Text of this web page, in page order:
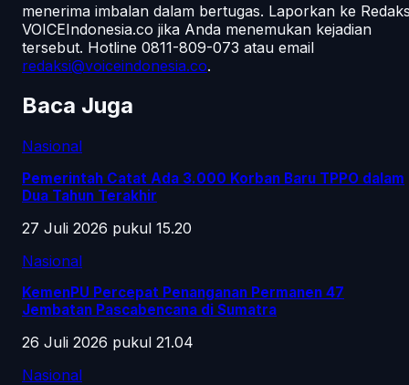
menerima imbalan dalam bertugas. Laporkan ke
VOICEIndonesia.co jika Anda menemukan kejadian
tersebut. Hotline 0811-809-073 atau email
redaksi@voiceindonesia.co.
Baca Juga
Nasional
Pemerintah Catat Ada 3.000 Korban Baru TPPO dalam
Dua Tahun Terakhir
27 Juli 2026 pukul 15.20
Nasional
KemenPU Percepat Penanganan Permanen 47
Jembatan Pascabencana di Sumatra
26 Juli 2026 pukul 21.04
Nasional